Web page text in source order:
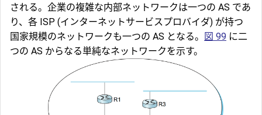
される。企業の複雑な内部ネットワークは一つの AS であ
り、各 ISP (インターネットサービスプロバイダ) が持つ
国家規模のネットワークも一つの AS となる。
図 99 に二
つの AS からなる単純なネットワークを示す。